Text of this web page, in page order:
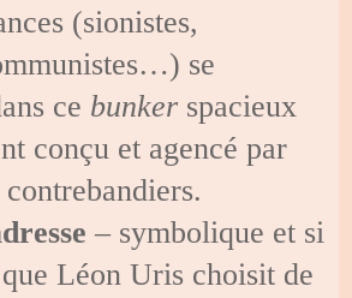
(sionistes,
se
ce bunker spacieux
conçu et agencé par
– symbolique et si
Léon Uris choisit de